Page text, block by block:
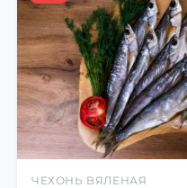
ЧЕХОНЬ ВЯЛЕНАЯ